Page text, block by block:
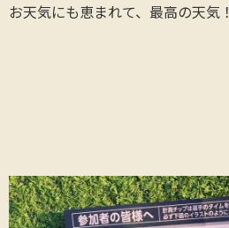
お天気にも恵まれて、最高の天気！